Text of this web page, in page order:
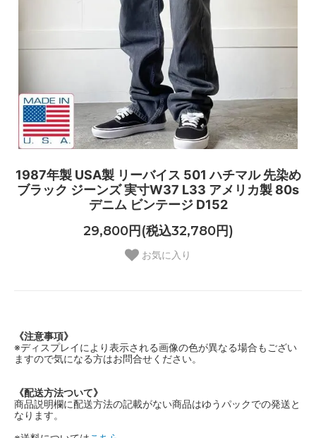
1987年製 USA製 リーバイス 501 ハチマル 先染め
ブラック ジーンズ 実寸W37 L33 アメリカ製 80s
デニム ビンテージ D152
29,800円(税込32,780円)
お気に入り
《注意事項》
※ディスプレイにより表示される画像の色が異なる場合もござい
ますので気になる方はお問合せください。
《配送方法ついて》
商品説明欄に配送方法の記載がない商品はゆうパックでの発送と
なります。